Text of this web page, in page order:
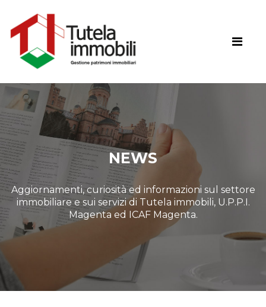
NEWS
Aggiornamenti, curiosità ed informazioni sul settore
immobiliare e sui servizi di Tutela immobili, U.P.P.I.
Magenta ed ICAF Magenta.